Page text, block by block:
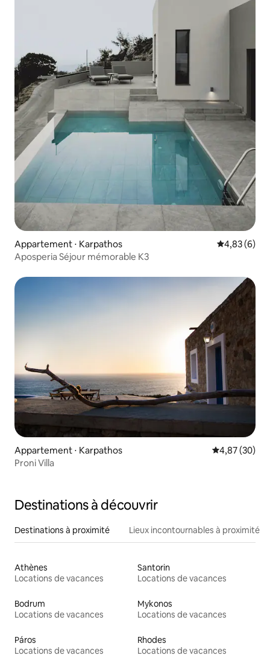
Appartement ⋅ Karpathos Évaluation
4,83 (6)
Aposperia Séjour mémorable K3
Appartement ⋅ Karpathos Évaluation
4,87 (30)
Proni Villa
Destinations à découvrir
Destinations à proximité Lieux incontournables à proximité
Athènes
Locations de vacances
Santorin
Locations de vacances
Bodrum
Locations de vacances
Mykonos
Locations de vacances
Páros
Locations de vacances
Rhodes
Locations de vacances